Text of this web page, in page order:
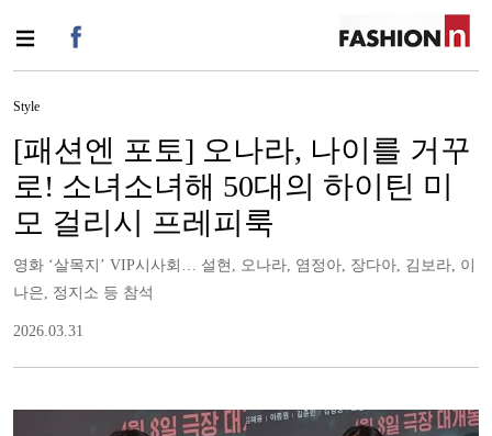
Style
[패션엔 포토] 오나라, 나이를 거꾸
로! 소녀소녀해 50대의 하이틴 미
모 걸리시 프레피룩
영화 ‘살목지’ VIP시사회… 설현, 오나라, 염정아, 장다아, 김보라, 이
나은, 정지소 등 참석
2026.03.31